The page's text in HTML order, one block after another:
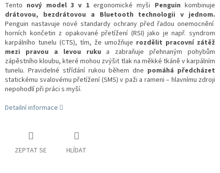
Tento nový model 3 v 1ergonomické myši Penguin kombinuje
drátovou, bezdrátovou a Bluetooth technologii v jednom.
Penguin nastavuje nové standardy ochrany před řadou onemocnění
horních končetin z opakované přetížení (RSI) jako je např. syndrom
karpálního tunelu (CTS), tím, že umožňuje rozdělit pracovní zátěž
mezi pravou a levou ruku a zabraňuje přehnaným pohybům
zápěstního kloubu, které mohou zvýšit tlak na měkké tkáně v karpálním
tunelu. Pravidelné střídání rukou během dne pomáhá předcházet
statickému svalovému přetížení (SMS) v paži a rameni – hlavnímu zdroji
nepohodlí při práci s myší.
Detailní informace
ZEPTAT SE HLÍDAT